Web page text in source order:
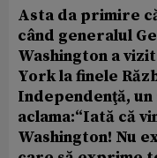
Asta da primire
când generalul
Washington a
York la finele
Independenţă,
aclama:“Iată că
Washington! Nu